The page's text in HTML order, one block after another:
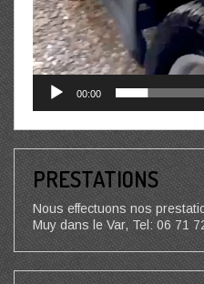
00:00
PRESTATIONS
Nous effectuons nos
Muy dans le Var, Tel: 06 71